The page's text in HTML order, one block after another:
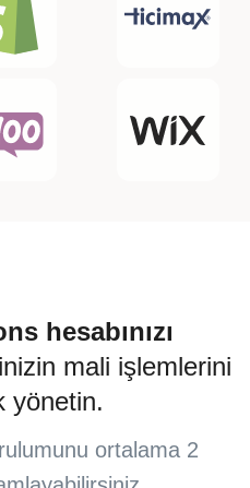
hesabınızı
mali işlemlerini
yönetin.
ortalama 2